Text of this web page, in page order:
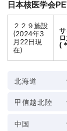
日本核医学会
２２９施設
(2024年3
月22日現
在)
(
北海道
甲信越北陸
中国